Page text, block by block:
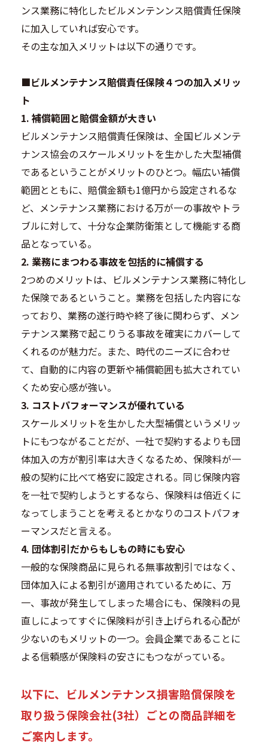
ンス業務に特化したビルメンテンンス賠償責任保険
に加入していれば安心です。
その主な加入メリットは以下の通りです。
■ビルメンテナンス賠償責任保険４つの加入メリッ
ト
1. 補償範囲と賠償金額が大きい
ビルメンテナンス賠償責任保険は、全国ビルメンテ
ナンス協会のスケールメリットを生かした大型補償
であるということがメリットのひとつ。幅広い補償
範囲とともに、賠償金額も1億円から設定されるな
ど、メンテナンス業務における万が一の事故やトラ
ブルに対して、十分な企業防衛策として機能する商
品となっている。
2. 業務にまつわる事故を包括的に補償する
2つめのメリットは、 ビルメンテナンス業務に特化し
た保険であるということ。業務を包括した内容にな
っており、業務の遂行時や終了後に関わらず、メン
テナンス業務で起こりうる事故を確実にカバーして
くれるのが魅力だ。また、時代のニーズに合わせ
て、自動的に内容の更新や補償範囲も拡大されてい
くため安心感が強い。
3. コストパフォーマンスが優れている
スケールメリットを生かした大型補償というメリッ
トにもつながることだが、一社で契約するよりも団
体加入の方が割引率は大きくなるため、保険料が一
般の契約に比べて格安に設定される。同じ保険内容
を一社で契約しようとするなら、保険料は倍近くに
なってしまうことを考えるとかなりのコストパフォ
ーマンスだと言える。
4. 団体割引だからもしもの時にも安心
一般的な保険商品に見られる無事故割引ではなく、
団体加入による割引が適用されているために、 万
一、事故が発生してしまった場合にも、保険料の見
直しによってすぐに保険料が引き上げられる心配が
少ないのもメリットの一つ。会員企業であることに
よる信頼感が保険料の安さにもつながっている。
以下に、ビルメンテナンス損害賠償保険を
取り扱う保険会社(3社）ごとの商品詳細を
ご案内します。